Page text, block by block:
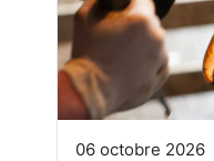
06 octobre 2026